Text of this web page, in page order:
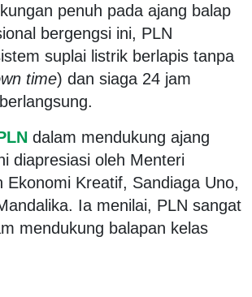
penuh pada ajang balap
bergengsi ini, PLN
suplai listrik berlapis tanpa
time) dan siaga 24 jam
dalam mendukung ajang
diapresiasi oleh Menteri
Ekonomi Kreatif, Sandiaga Uno,
Ia menilai, PLN sangat
mendukung balapan kelas